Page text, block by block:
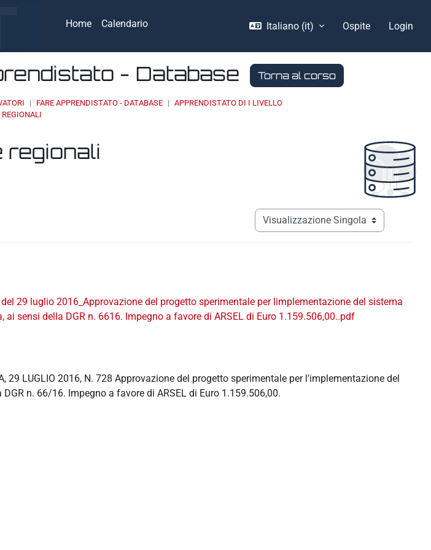
Home Calendario Italiano ‎(it)‎ Ospite Login
- Database Torna al corso
FARE APPRENDISTATO - DATABASE
APPRENDISTATO DI I LIVELLO
REGIONALI
regionali
Navigazione terziaria modalità
del 29 luglio 2016_Approvazione del progetto sperimentale per limplementazione del sistema
ai sensi della DGR n. 6616. Impegno a favore di ARSEL di Euro 1.159.506,00..pdf
29 LUGLIO 2016, N. 728 Approvazione del progetto sperimentale per l'implementazione del
n. 66/16. Impegno a favore di ARSEL di Euro 1.159.506,00.